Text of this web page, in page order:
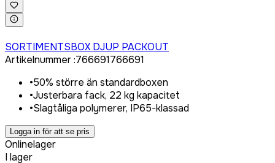
SORTIMENTSBOX DJUP PACKOUT
Artikelnummer:766691766691
•50% större än standardboxen
•Justerbara fack, 22 kg kapacitet
•Slagtåliga polymerer, IP65-klassad
Logga in för att se pris
Onlinelager
I lager